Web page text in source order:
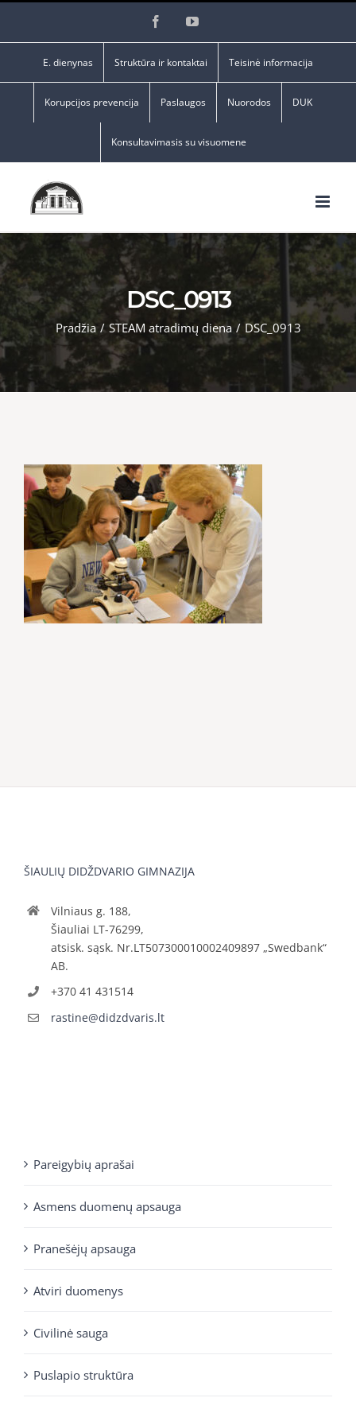
FacebookYouTube
E. dienynas Struktūra ir kontaktai Teisinė informacija
Korupcijos prevencija Paslaugos Nuorodos DUK
Konsultavimasis su visuomene
DSC_0913
Pradžia / STEAM atradimų diena / DSC_0913
ŠIAULIŲ DIDŽDVARIO GIMNAZIJA
Vilniaus g. 188,
Šiauliai LT-76299,
atsisk. sąsk. Nr.LT507300010002409897 „Swedbank“
AB.
+370 41 431514
rastine@didzdvaris.lt
Pareigybių aprašai
Asmens duomenų apsauga
Pranešėjų apsauga
Atviri duomenys
Civilinė sauga
Puslapio struktūra